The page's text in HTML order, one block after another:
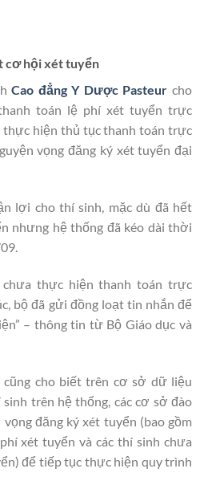
cơ hội xét tuyển
Cao đẳng Y Dược Pasteur cho
toán lệ phí xét tuyển trực
thực hiện thủ tục thanh toán trực
vọng đăng ký xét tuyển đại
lợi cho thí sinh, mặc dù đã hết
nhưng hệ thống đã kéo dài thời
thực hiện thanh toán trực
bộ đã gửi đồng loạt tin nhắn để
– thông tin từ Bộ Giáo dục và
cho biết trên cơ sở dữ liệu
trên hệ thống, các cơ sở đào
đăng ký xét tuyển (bao gồm
xét tuyển và các thí sinh chưa
để tiếp tục thực hiện quy trình